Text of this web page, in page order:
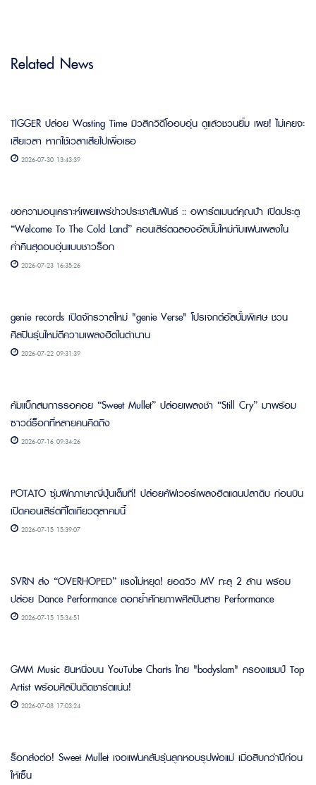
Related News
TIGGER ปล่อย Wasting Time มิวสิกวิดีโออบอุ่น ดูแล้วชวนยิ้ม เผย! ไม่เคยจะ
เสียเวลา หากใช้เวลาเสียไปเพื่อเธอ
2026-07-30 13:43:39
ขอความอนุเคราะห์เผยแพร่ข่าวประชาสัมพันธ์ :: อพาร์ตเมนต์คุณป้า เปิดประตู
“Welcome To The Cold Land” คอนเสิร์ตฉลองอัลบั้มใหม่กับแฟนเพลงใน
ค่ำคืนสุดอบอุ่นแบบชาวร็อก
2026-07-23 16:35:26
genie records เปิดจักรวาลใหม่ "genie Verse" โปรเจกต์อัลบั้มพิเศษ ชวน
ศิลปินรุ่นใหม่ตีความเพลงฮิตในตำนาน
2026-07-22 09:31:39
คัมแบ็กสมการรอคอย “Sweet Mullet” ปล่อยเพลงช้า “Still Cry” มาพร้อม
ซาวด์ร็อกที่หลายคนคิดถึง
2026-07-16 09:34:26
POTATO ซุ่มฝึกภาษาญี่ปุ่นเต็มที่! ปล่อยคัฟเวอร์เพลงฮิตแดนปลาดิบ ก่อนบิน
เปิดคอนเสิร์ตที่โตเกียวตุลาคมนี้
2026-07-15 15:39:07
SVRN ส่ง “OVERHOPED” แรงไม่หยุด! ยอดวิว MV ทะลุ 2 ล้าน พร้อม
ปล่อย Dance Performance ตอกย้ำศักยภาพศิลปินสาย Performance
2026-07-15 15:34:51
GMM Music ยืนหนึ่งบน YouTube Charts ไทย "bodyslam" ครองแชมป์ Top
Artist พร้อมศิลปินติดชาร์ตแน่น!
2026-07-08 17:03:24
ร็อกส่งต่อ! Sweet Mullet เจอแฟนคลับรุ่นลูกหอบรูปพ่อแม่ เมื่อสิบกว่าปีก่อน
ให้เซ็น